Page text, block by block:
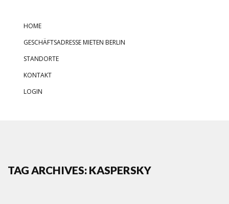
HOME
GESCHÄFTSADRESSE MIETEN BERLIN
STANDORTE
KONTAKT
LOGIN
TAG ARCHIVES: KASPERSKY